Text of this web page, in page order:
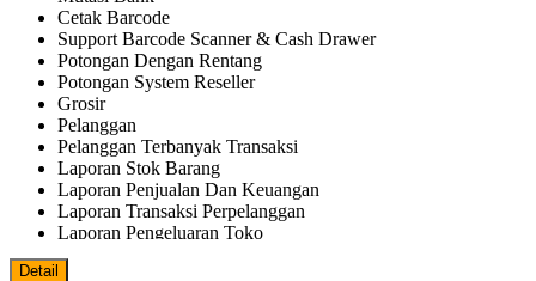
Cetak Barcode
Support Barcode Scanner & Cash Drawer
Potongan Dengan Rentang
Potongan System Reseller
Grosir
Pelanggan
Pelanggan Terbanyak Transaksi
Laporan Stok Barang
Laporan Penjualan Dan Keuangan
Laporan Transaksi Perpelanggan
Laporan Pengeluaran Toko
Laporan Fee Marketer
Detail